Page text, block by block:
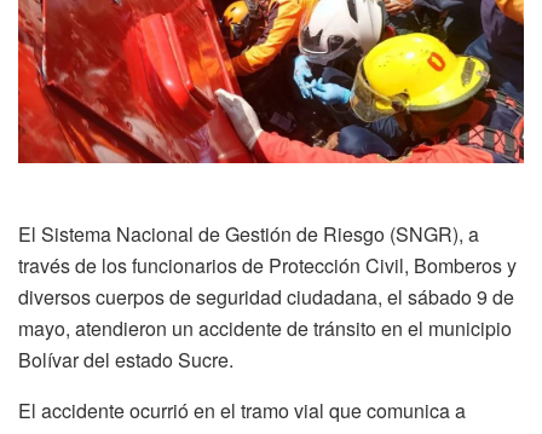
El Sistema Nacional de Gestión de Riesgo (SNGR), a
través de los funcionarios de Protección Civil, Bomberos y
diversos cuerpos de seguridad ciudadana, el sábado 9 de
mayo, atendieron un accidente de tránsito en el municipio
Bolívar del estado Sucre.
El accidente ocurrió en el tramo vial que comunica a